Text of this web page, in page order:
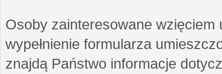
Osoby zainteresowane wzięciem
wypełnienie formularza
znajdą Państwo informacje